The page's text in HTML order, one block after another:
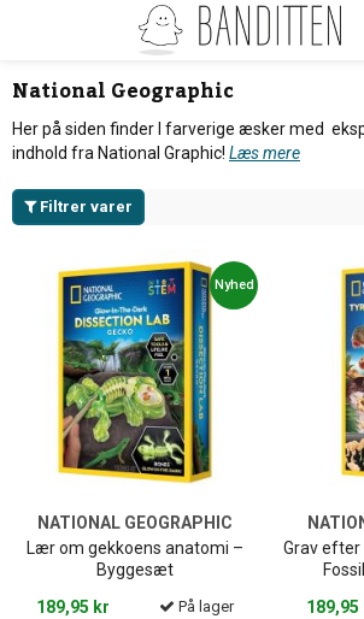
National Geographic
Her på siden finder I farverige æsker med
indhold fra National Graphic! Læs mere
Filtrer varer
Nyhed
NATIONAL GEOGRAPHIC
Lær om gekkoens anatomi –
Byggesæt
189,95 kr
På lager
Grav efter
189,95